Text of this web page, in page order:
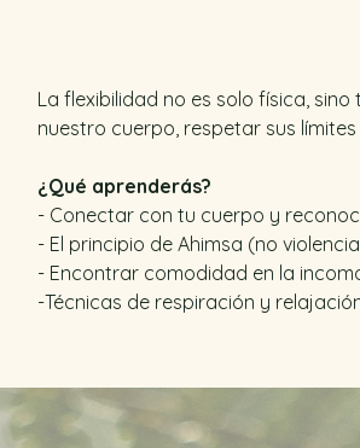
La flexibilidad no es solo física,
nuestro cuerpo, respetar sus
¿Qué aprenderás?
- Conectar con tu cuerpo y
- El principio de Ahimsa (no
- Encontrar comodidad en la
-Técnicas de respiración y